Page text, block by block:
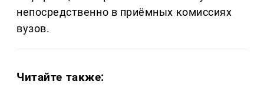
непосредственно в приёмных комиссиях
вузов.
Читайте также: